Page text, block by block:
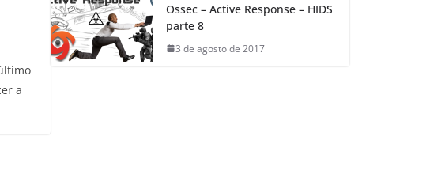
a
Ossec – Active Response – HIDS
parte 8
3 de agosto de 2017